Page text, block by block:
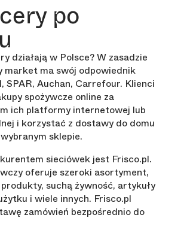
po
działają w Polsce? W zasadzie
market ma swój odpowiednik
SPAR, Auchan, Carrefour. Klienci
spożywcze online za
ich platformy internetowej lub
i korzystać z dostawy do domu
sklepie.
sieciówek jest Frisco.pl.
oferuje szeroki asortyment,
suchą żywność, artykuły
i wiele innych. Frisco.pl
zamówień bezpośrednio do